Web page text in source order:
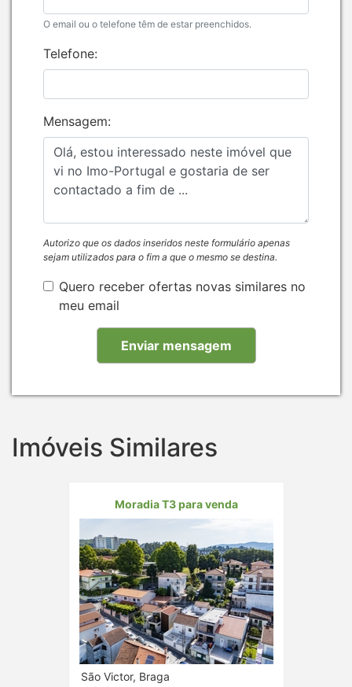
O email ou o telefone têm de estar preenchidos.
Telefone:
Mensagem:
Autorizo que os dados inseridos neste formulário apenas
sejam utilizados para o fim a que o mesmo se destina.
Quero receber ofertas novas similares no
meu email
Imóveis Similares
Moradia T3 para venda
São Victor, Braga